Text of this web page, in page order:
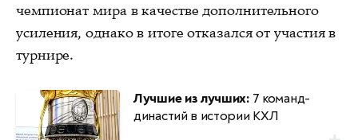
чемпионат мира в качестве дополнительного
усиления, однако в итоге отказался от участия в
турнире.
Лучшие из лучших:7 команд-
династий в истории КХЛ